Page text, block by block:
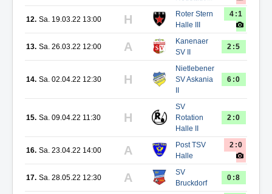
12. Sa. 19.03.22 13:00 H
Roter Stern
Halle III
4:1
13. Sa. 26.03.22 12:00 A
Kanenaer
SV II
2:5
14. Sa. 02.04.22 12:30 H
Nietlebener
SV Askania
II
6:0
15. Sa. 09.04.22 11:30 H
SV
Rotation
Halle II
2:0
16. Sa. 23.04.22 14:00 A
Post TSV
Halle
2:0
17. Sa. 28.05.22 12:30 A
SV
Bruckdorf
0:8